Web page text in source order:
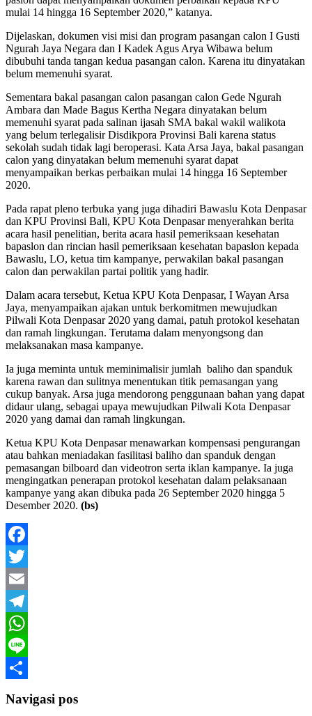
mulai 14 hingga 16 September 2020,” katanya.
Dijelaskan, dokumen visi misi dan program pasangan calon I Gusti
Ngurah Jaya Negara dan I Kadek Agus Arya Wibawa belum
dibubuhi tanda tangan kedua pasangan calon. Karena itu dinyatakan
belum memenuhi syarat.
Sementara bakal pasangan calon pasangan calon Gede Ngurah
Ambara dan Made Bagus Kertha Negara dinyatakan belum
memenuhi syarat pada salinan ijasah SMA bakal wakil walikota
yang belum terlegalisir Disdikpora Provinsi Bali karena status
sekolah sudah tidak lagi beroperasi. Kata Arsa Jaya, bakal pasangan
calon yang dinyatakan belum memenuhi syarat dapat
menyampaikan berkas perbaikan mulai 14 hingga 16 September
2020.
Pada rapat pleno terbuka yang juga dihadiri Bawaslu Kota Denpasar
dan KPU Provinsi Bali, KPU Kota Denpasar menyerahkan berita
acara hasil penelitian, berita acara hasil pemeriksaan kesehatan
bapaslon dan rincian hasil pemeriksaan kesehatan bapaslon kepada
Bawaslu, LO, ketua tim kampanye, perwakilan bakal pasangan
calon dan perwakilan partai politik yang hadir.
Dalam acara tersebut, Ketua KPU Kota Denpasar, I Wayan Arsa
Jaya, menyampaikan ajakan untuk berkomitmen mewujudkan
Pilwali Kota Denpasar 2020 yang damai, patuh protokol kesehatan
dan ramah lingkungan. Terutama dalam menyongsong dan
melaksanakan masa kampanye.
Ia juga meminta untuk meminimalisir jumlah baliho dan spanduk
karena rawan dan sulitnya menentukan titik pemasangan yang
cukup banyak. Arsa juga mendorong penggunaan bahan yang dapat
didaur ulang, sebagai upaya mewujudkan Pilwali Kota Denpasar
2020 yang damai dan ramah lingkungan.
Ketua KPU Kota Denpasar menawarkan kompensasi pengurangan
atau bahkan meniadakan fasilitasi baliho dan spanduk dengan
pemasangan bilboard dan videotron serta iklan kampanye. Ia juga
mengingatkan penerapan protokol kesehatan dalam pelaksanaan
kampanye yang akan dibuka pada 26 September 2020 hingga 5
Desember 2020. (bs)
Facebook
Twitter
Email
Telegram
WhatsApp
Line
Navigasi pos